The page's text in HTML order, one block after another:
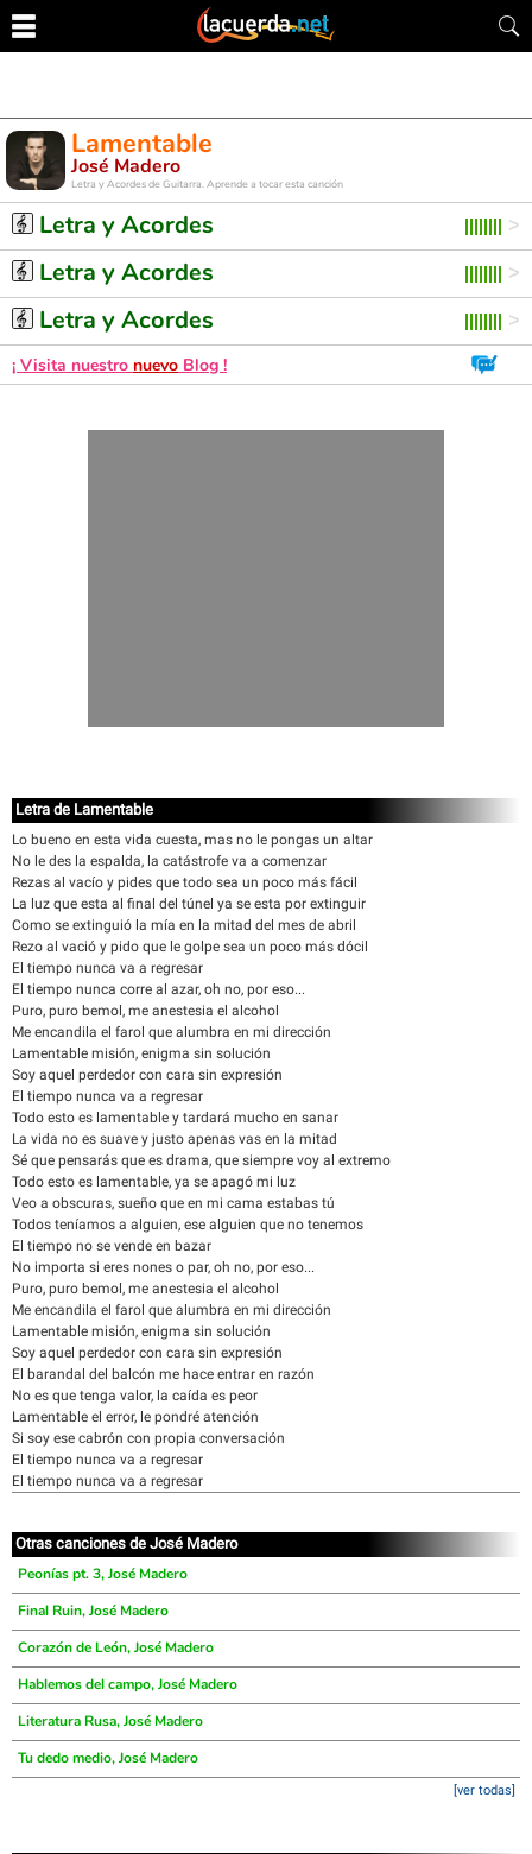
Lamentable
José Madero
Letra y Acordes de Guitarra. Aprende a tocar esta canción
Letra y Acordes
Letra y Acordes
Letra y Acordes
¡ Visita nuestro nuevo Blog !
Letra de Lamentable
Lo bueno en esta vida cuesta, mas no le pongas un altar
No le des la espalda, la catástrofe va a comenzar
Rezas al vacío y pides que todo sea un poco más fácil
La luz que esta al final del túnel ya se esta por extinguir
Como se extinguió la mía en la mitad del mes de abril
Rezo al vació y pido que le golpe sea un poco más dócil
El tiempo nunca va a regresar
El tiempo nunca corre al azar, oh no, por eso...
Puro, puro bemol, me anestesia el alcohol
Me encandila el farol que alumbra en mi dirección
Lamentable misión, enigma sin solución
Soy aquel perdedor con cara sin expresión
El tiempo nunca va a regresar
Todo esto es lamentable y tardará mucho en sanar
La vida no es suave y justo apenas vas en la mitad
Sé que pensarás que es drama, que siempre voy al extremo
Todo esto es lamentable, ya se apagó mi luz
Veo a obscuras, sueño que en mi cama estabas tú
Todos teníamos a alguien, ese alguien que no tenemos
El tiempo no se vende en bazar
No importa si eres nones o par, oh no, por eso...
Puro, puro bemol, me anestesia el alcohol
Me encandila el farol que alumbra en mi dirección
Lamentable misión, enigma sin solución
Soy aquel perdedor con cara sin expresión
El barandal del balcón me hace entrar en razón
No es que tenga valor, la caída es peor
Lamentable el error, le pondré atención
Si soy ese cabrón con propia conversación
El tiempo nunca va a regresar
El tiempo nunca va a regresar
Otras canciones de José Madero
Peonías pt. 3, José Madero
Final Ruin, José Madero
Corazón de León, José Madero
Hablemos del campo, José Madero
Literatura Rusa, José Madero
Tu dedo medio, José Madero
[ver todas]